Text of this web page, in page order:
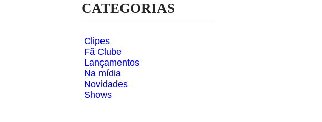
CATEGORIAS
Clipes
Fã Clube
Lançamentos
Na mídia
Novidades
Shows